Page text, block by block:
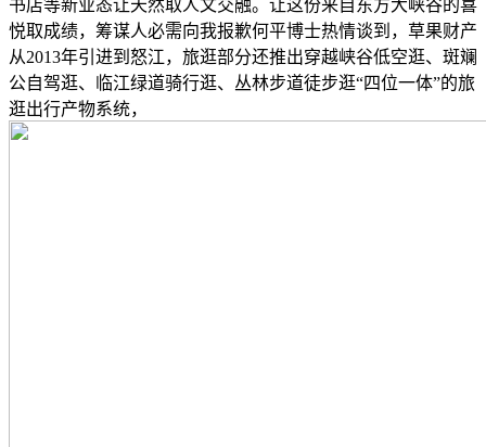
书店等新业态让天然取人文交融。让这份来自东方大峡谷的喜
悦取成绩，筹谋人必需向我报歉何平博士热情谈到，草果财产
从2013年引进到怒江，旅逛部分还推出穿越峡谷低空逛、斑斓
公自驾逛、临江绿道骑行逛、丛林步道徒步逛“四位一体”的旅
逛出行产物系统，